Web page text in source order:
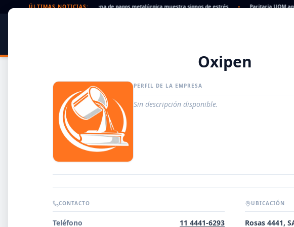
ÚLTIMAS NOTICIAS:
rechazados en alza: la cadena de pagos metalúrgica muestra signos de estrés • Paritaria UOM agosto
DISTRIBUIDORES METALÚRGICAS
Oxipen
PERFIL DE LA EMPRESA
Sin descripción disponible.
CONTACTO
Teléfono
11 4441-6293
UBICACIÓN
Rosas 4441,